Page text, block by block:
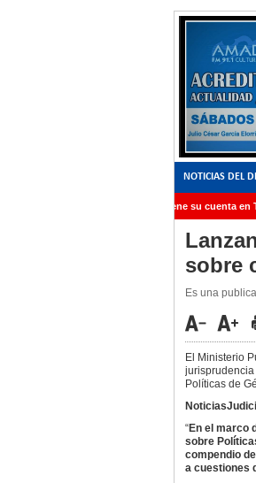
NOTICIAS DEL
NoticiasJudiciales.INFO tiene su cuenta en
AMIA quedó radicada ante el Juez Daniel
sobre
Es una
El Ministerio
Políticas de
“En el marco
sobre
compendio
a cuestiones